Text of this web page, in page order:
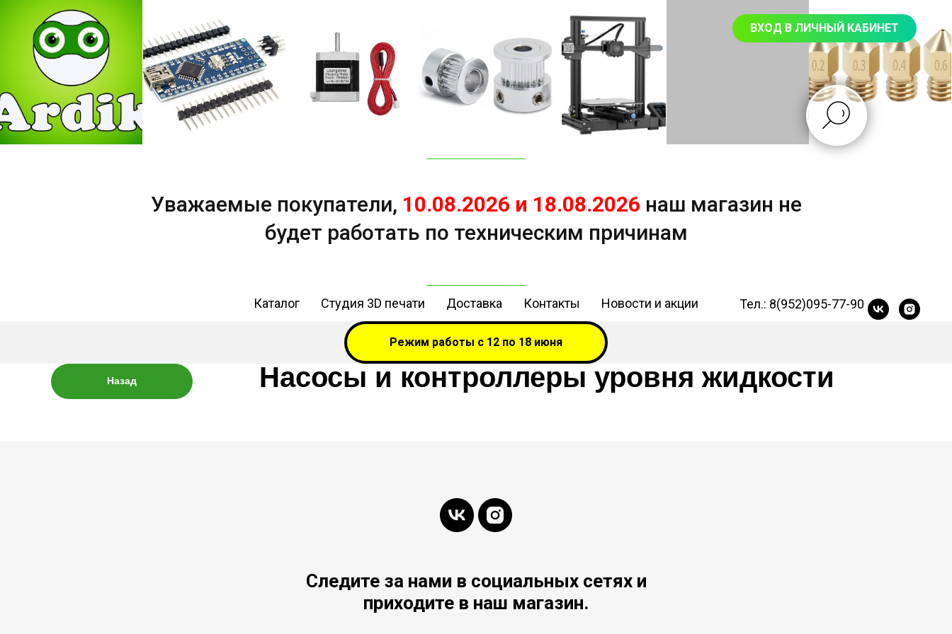
Уважаемые покупатели, 10.08.2026 и 18.08.2026 наш магазин не
будет работать по техническим причинам
Каталог Студия 3D печати Доставка Контакты Новости и акции Тел.: 8(952)095-77-90
ВХОД В ЛИЧНЫЙ КАБИНЕТ
Режим работы с 12 по 18 июня
Насосы и контроллеры уровня жидкости
Назад
Следите за нами в социальных сетях и
приходите в наш магазин.